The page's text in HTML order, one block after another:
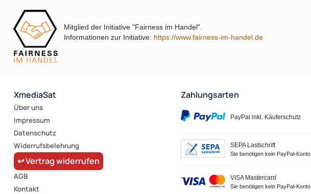
Mitglied der Initiative "Fairness im Handel".
Informationen zur Initiative: https://www.fairness-im-handel.de
XmediaSat
Über uns
Impressum
Datenschutz
Widerrufsbelehrung
↩ Vertrag widerrufen
AGB
Kontakt
Zahlungsarten
PayPal inkl. Käuferschutz
SEPA Lastschrift
Sie benötigen kein PayPal-Konto
VISA Mastercard
Sie benötigen kein PayPal-Konto